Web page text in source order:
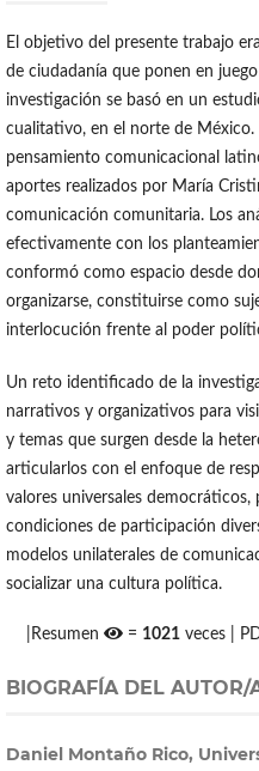
El objetivo del presente trabajo
de ciudadanía que ponen en
investigación se basó en un
cualitativo, en el norte de México.
pensamiento comunicacional
aportes realizados por María
comunicación comunitaria. Los
efectivamente con los
conformó como espacio desde
organizarse, constituirse como
interlocución frente al poder
Un reto identificado de la
narrativos y organizativos para
y temas que surgen desde la
articularlos con el enfoque de
valores universales democráticos,
condiciones de participación
modelos unilaterales de
socializar una cultura política.
|Resumen = 1021 veces |
BIOGRAFÍA DEL AUTOR/
Daniel Montaño Rico,